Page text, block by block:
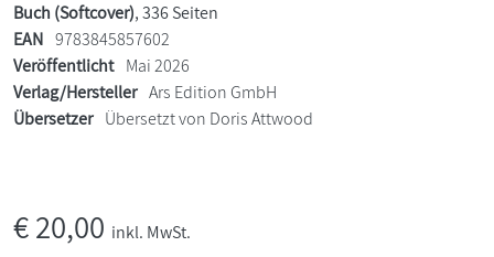
Buch (Softcover), 336 Seiten
EAN 9783845857602
Veröffentlicht Mai 2026
Verlag/Hersteller Ars Edition GmbH
Übersetzer Übersetzt von Doris Attwood
€20,00 inkl. MwSt.